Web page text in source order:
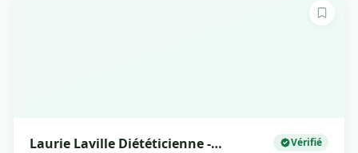
Laurie Laville Diététicienne -
Vérifié